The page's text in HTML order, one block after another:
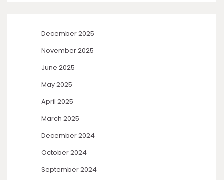
December 2025
November 2025
June 2025
May 2025
April 2025
March 2025
December 2024
October 2024
September 2024